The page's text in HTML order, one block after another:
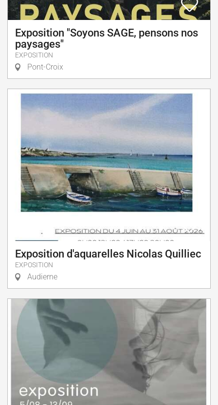
Exposition "Soyons SAGE, pensons nos
paysages"
EXPOSITION
Pont-Croix
Exposition d'aquarelles Nicolas Quilliec
EXPOSITION
Audierne